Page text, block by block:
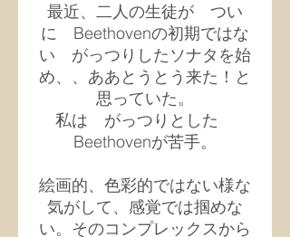
最近、二人の生徒が　つい
に　Beethovenの初期ではな
い　がっつりしたソナタを始
め、、ああとうとう来た！と
思っていた。
私は　がっつりとした
Beethovenが苦手。
絵画的、色彩的ではない様な
気がして、感覚では掴めな
い。そのコンプレックスから